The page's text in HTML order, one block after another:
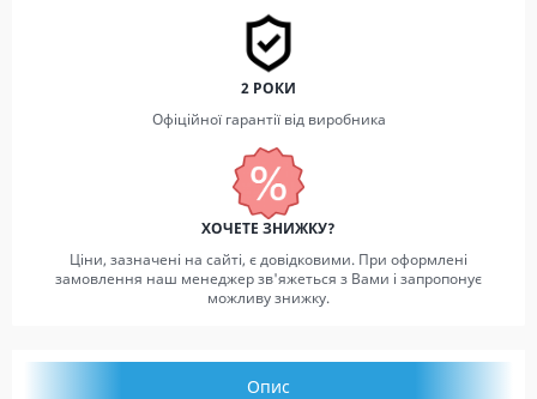
2 РОКИ
Офіційної гарантії від виробника
ХОЧЕТЕ ЗНИЖКУ?
Ціни, зазначені на сайті, є довідковими. При оформлені
замовлення наш менеджер зв'яжеться з Вами і запропонує
можливу знижку.
Опис